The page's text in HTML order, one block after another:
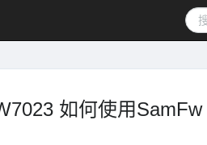
如何使用